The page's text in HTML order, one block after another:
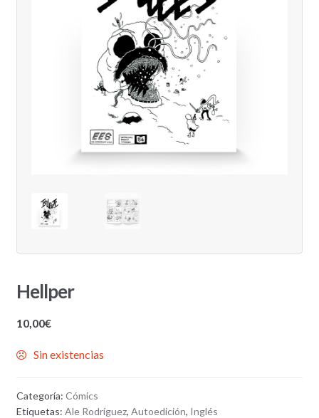
Hellper
10,00€
Sin existencias
Categoría: Cómics
Etiquetas: Ale Rodríguez, Autoedición, Inglés